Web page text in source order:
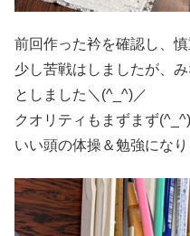
前回作った衿を確認し、
少し苦戦はしましたが、
としました＼(^_^)／
クオリティもまずまず
いい頭の体操＆勉強にな